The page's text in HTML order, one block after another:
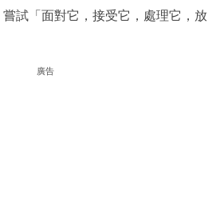
嘗試「面對它，接受它，處理它，放
廣告